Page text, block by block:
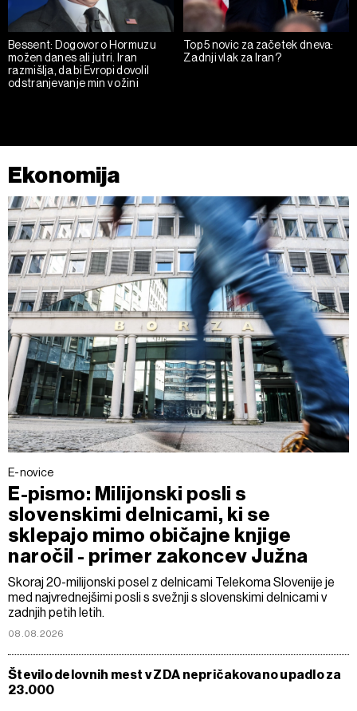
Bessent: Dogovor o Hormuzu
možen danes ali jutri. Iran
razmišlja, da bi Evropi dovolil
odstranjevanje min v ožini
Top 5 novic za začetek dneva:
Zadnji vlak za Iran?
Ekonomija
E-novice
E-pismo: Milijonski posli s
slovenskimi delnicami, ki se
sklepajo mimo običajne knjige
naročil - primer zakoncev Južna
Skoraj 20-milijonski posel z delnicami Telekoma Slovenije je
med najvrednejšimi posli s svežnji s slovenskimi delnicami v
zadnjih petih letih.
08.08.2026
Število delovnih mest v ZDA nepričakovano upadlo za
23.000